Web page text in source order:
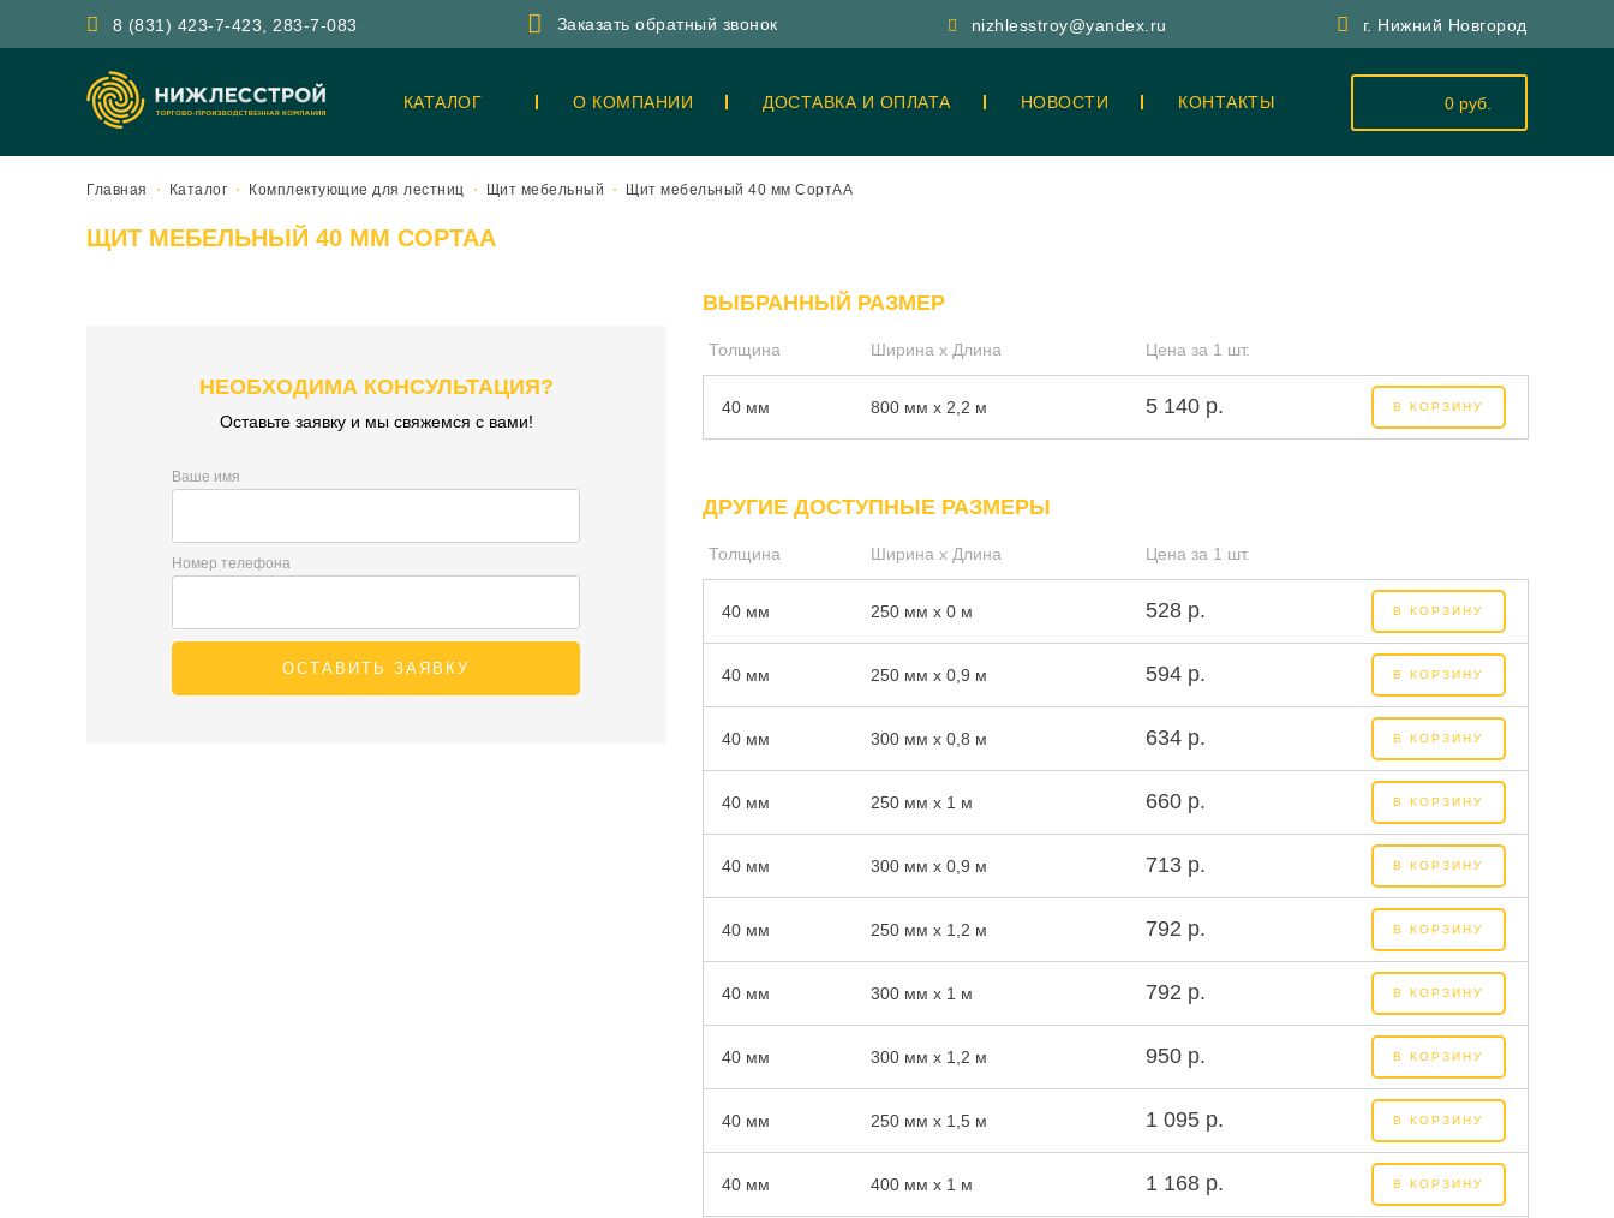
8 (831) 423-7-423, 283-7-083 Заказать обратный звонок nizhlesstroy@yandex.ru г. Нижний Новгород
КАТАЛОГ О КОМПАНИИ ДОСТАВКА И ОПЛАТА НОВОСТИ КОНТАКТЫ 0 руб.
Главная Каталог Комплектующие для лестниц Щит мебельный Щит мебельный 40 мм СортАА
ЩИТ МЕБЕЛЬНЫЙ 40 ММ СОРТАА
НЕОБХОДИМА КОНСУЛЬТАЦИЯ?
Оставьте заявку и мы свяжемся с вами!
Ваше имя
Номер телефона
ОСТАВИТЬ ЗАЯВКУ
ВЫБРАННЫЙ РАЗМЕР
Толщина Ширина x Длина Цена за 1 шт.
40 мм 800 мм x 2,2 м 5 140 р. В КОРЗИНУ
ДРУГИЕ ДОСТУПНЫЕ РАЗМЕРЫ
Толщина Ширина x Длина Цена за 1 шт.
40 мм 250 мм x 0 м 528 р. В КОРЗИНУ
40 мм 250 мм x 0,9 м 594 р. В КОРЗИНУ
40 мм 300 мм x 0,8 м 634 р. В КОРЗИНУ
40 мм 250 мм x 1 м 660 р. В КОРЗИНУ
40 мм 300 мм x 0,9 м 713 р. В КОРЗИНУ
40 мм 250 мм x 1,2 м 792 р. В КОРЗИНУ
40 мм 300 мм x 1 м 792 р. В КОРЗИНУ
40 мм 300 мм x 1,2 м 950 р. В КОРЗИНУ
40 мм 250 мм x 1,5 м 1 095 р. В КОРЗИНУ
40 мм 400 мм x 1 м 1 168 р. В КОРЗИНУ